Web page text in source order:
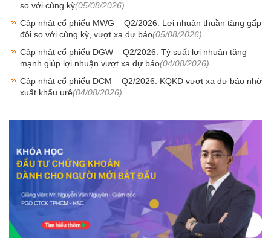
so với cùng kỳ(05/08/2026)
Cập nhật cổ phiếu MWG – Q2/2026: Lợi nhuận thuần tăng gấp
đôi so với cùng kỳ, vượt xa dự báo(05/08/2026)
Cập nhật cổ phiếu DGW – Q2/2026: Tỷ suất lợi nhuận tăng
mạnh giúp lợi nhuận vượt xa dự báo(04/08/2026)
Cập nhật cổ phiếu DCM – Q2/2026: KQKD vượt xa dự báo nhờ
xuất khẩu urê(04/08/2026)